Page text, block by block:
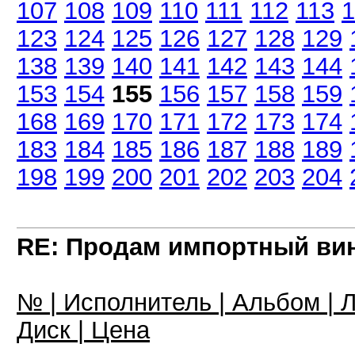
107 108 109 110 111 112 113
123 124 125 126 127 128 129
138 139 140 141 142 143 144
153 154 155 156 157 158 159
168 169 170 171 172 173 174
183 184 185 186 187 188 189
198 199 200 201 202 203 204
RE: Продам импортный
№ | Исполнитель | Альбом |
Диск | Цена